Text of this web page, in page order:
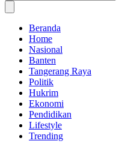
Beranda
Home
Nasional
Banten
Tangerang Raya
Politik
Hukrim
Ekonomi
Pendidikan
Lifestyle
Trending